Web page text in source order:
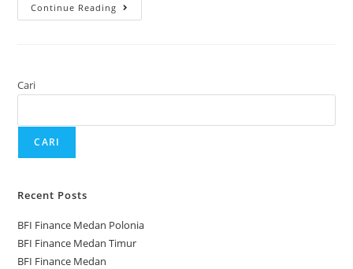
Continue Reading
Cari
CARI
Recent Posts
BFI Finance Medan Polonia
BFI Finance Medan Timur
BFI Finance Medan